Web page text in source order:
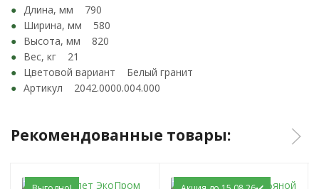
Длина, мм 790
Ширина, мм 580
Высота, мм 820
Вес, кг 21
Цветовой вариант Белый гранит
Артикул 2042.0000.004.000
Рекомендованные товары: